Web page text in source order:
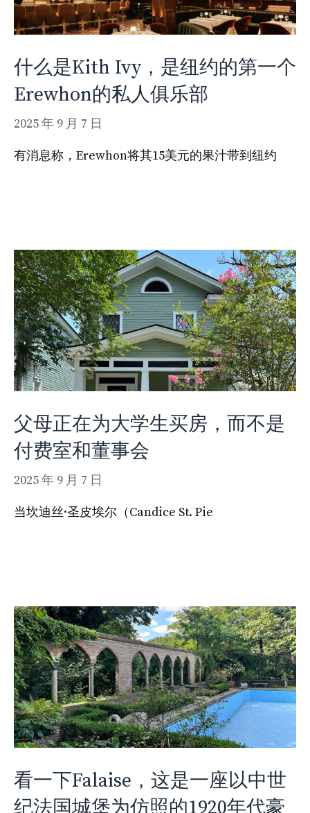
什么是Kith Ivy，是纽约的第一个
Erewhon的私人俱乐部
2025 年 9 月 7 日
有消息称，Erewhon将其15美元的果汁带到纽约
父母正在为大学生买房，而不是
付费室和董事会
2025 年 9 月 7 日
当坎迪丝·圣皮埃尔（Candice St. Pie
看一下Falaise，这是一座以中世
纪法国城堡为仿照的1920年代豪